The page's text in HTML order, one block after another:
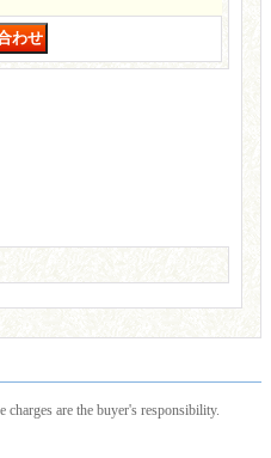
charges are the buyer's responsibility.